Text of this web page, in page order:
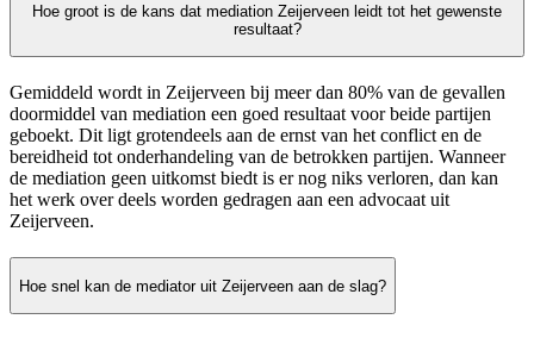
Hoe groot is de kans dat mediation Zeijerveen leidt tot het gewenste
resultaat?
Gemiddeld wordt in Zeijerveen bij meer dan 80% van de gevallen
doormiddel van mediation een goed resultaat voor beide partijen
geboekt. Dit ligt grotendeels aan de ernst van het conflict en de
bereidheid tot onderhandeling van de betrokken partijen. Wanneer
de mediation geen uitkomst biedt is er nog niks verloren, dan kan
het werk over deels worden gedragen aan een advocaat uit
Zeijerveen.
Hoe snel kan de mediator uit Zeijerveen aan de slag?